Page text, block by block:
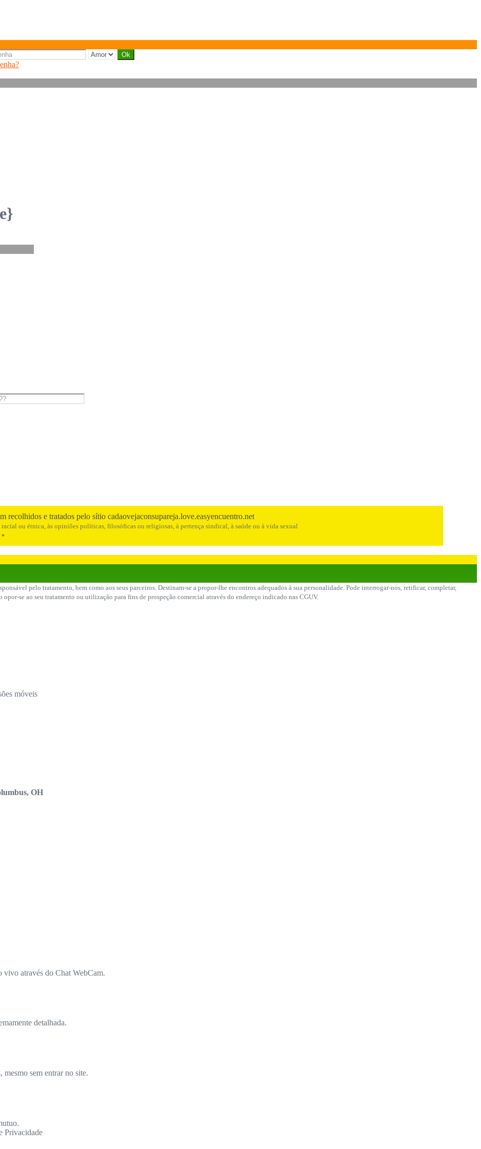
recolhidos e tratados pelo sítio cadaovejaconsupareja.love.easyencuentro.net
ou étnica, às opiniões políticas, filosóficas ou religiosas, à pertença sindical, à saúde ou à vida sexual
.*
pelo tratamento, bem como aos seus parceiros. Destinam-se a propor-lhe encontros adequados à sua personalidade. Pode interrogar-nos, retificar, completar,
se ao seu tratamento ou utilização para fins de prospeção comercial através do endereço indicado nas CGUV.
móveis
OH
vivo através do Chat WebCam.
detalhada.
mesmo sem entrar no site.
Privacidade